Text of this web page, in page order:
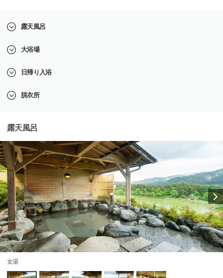
露天風呂
大浴場
日帰り入浴
脱衣所
露天風呂
女湯